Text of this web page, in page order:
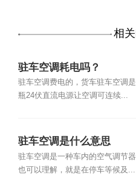
相
驻车空调耗电吗？
驻车空调费电的，货车驻车空调
瓶24伏直流电源让空调可连续...
驻车空调是什么意思
驻车空调是一种车内的空气调节
也可以理解，就是在停车等候及...